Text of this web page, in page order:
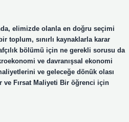
elimizde olanla en doğru seçimi
toplum, sınırlı kaynaklarla karar
bölümü için ne gerekli sorusu da
ve davranışsal ekonomi
ve geleceğe dönük olası
ve Fırsat Maliyeti Bir öğrenci için